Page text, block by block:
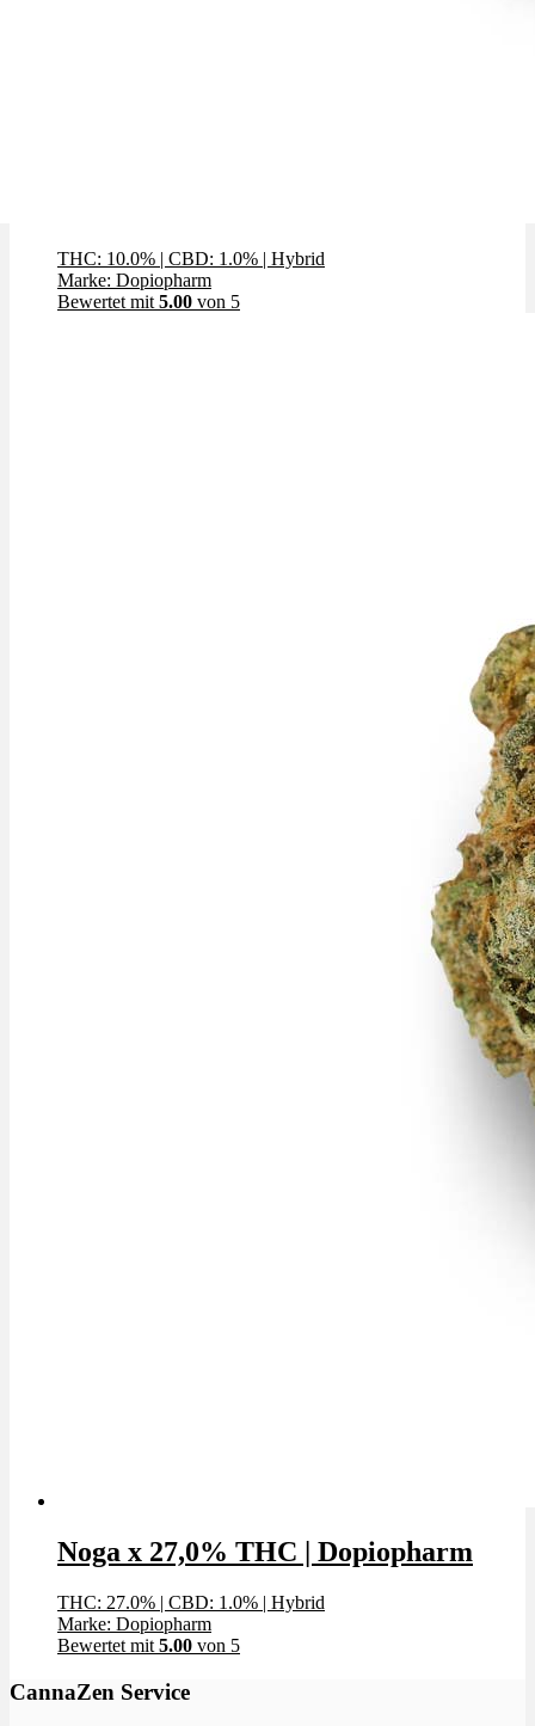
THC: 10.0% | CBD: 1.0% | Hybrid
Marke: Dopiopharm
Bewertet mit 5.00 von 5
Noga x 27,0% THC | Dopiopharm
THC: 27.0% | CBD: 1.0% | Hybrid
Marke: Dopiopharm
Bewertet mit 5.00 von 5
CannaZen Service